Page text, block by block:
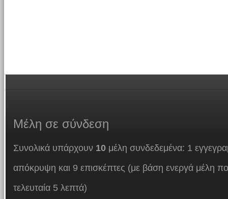
Μέλη σε σύνδεση
Συνολικά υπάρχουν 10μέλη συνδεδεμένα: 1
απόκρυψη και 9 επισκέπτες (με βάση ενεργά μέλη
τελευταία 5 λεπτά)